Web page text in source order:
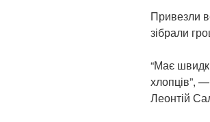
Привезли
зібрали
“Має
хлопців”,
Леонтій